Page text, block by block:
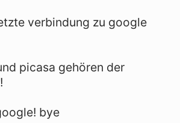
verbindung zu google
picasa gehören der
bye